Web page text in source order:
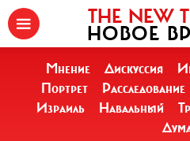
THE NEW
НОВОЕ
Мнение Дискуссия
Портрет
Расследование
Израиль
Навальный